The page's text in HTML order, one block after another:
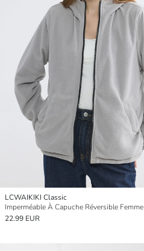
LCWAIKIKI Classic
Imperméable À Capuche Réversible Femme
22.99 EUR